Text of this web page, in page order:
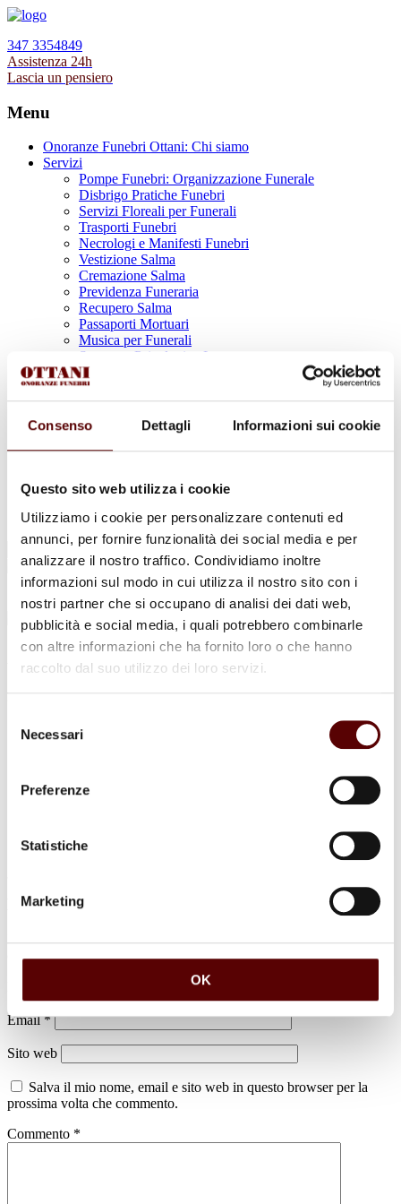
Consenso Dettagli Informazioni sui cookie
Questo sito web utilizza i cookie
Utilizziamo i cookie per personalizzare contenuti ed
annunci, per fornire funzionalità dei social media e per
analizzare il nostro traffico. Condividiamo inoltre
informazioni sul modo in cui utilizza il nostro sito con i
nostri partner che si occupano di analisi dei dati web,
pubblicità e social media, i quali potrebbero combinarle
con altre informazioni che ha fornito loro o che hanno
raccolto dal suo utilizzo dei loro servizi.
delNecessari
Preferenze
Statistiche
Marketing
OK
347 3354849
Assistenza 24h
Lascia un pensiero
Menu
Onoranze Funebri Ottani: Chi siamo
Servizi
Pompe Funebri: Organizzazione Funerale
Disbrigo Pratiche Funebri
Servizi Floreali per Funerali
Trasporti Funebri
Necrologi e Manifesti Funebri
Vestizione Salma
Cremazione Salma
Previdenza Funeraria
Recupero Salma
Passaporti Mortuari
Musica per Funerali
Supporto Psicologico Lutto
Prodotti Funerari
Lapidi, Lastre tombali e Monumenti Funerari
Urne Cinerarie
Allestimento Funebre
In caso di decesso
News
Info e Contatti
Cerca
per:
Angelo Ballerini
21 Settembre 1938 - 7 Ottobre 2023
Condividi
Lascia un commento
Il tuo indirizzo email non sarà pubblicato. I campi obbligatori sono
contrassegnati*
Email*
Sito web
Salva il mio nome, email e sito web in questo browser per la
prossima volta che commento.
Commento *